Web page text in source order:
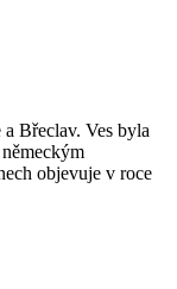
Břeclav. Ves byla
objevuje v roce